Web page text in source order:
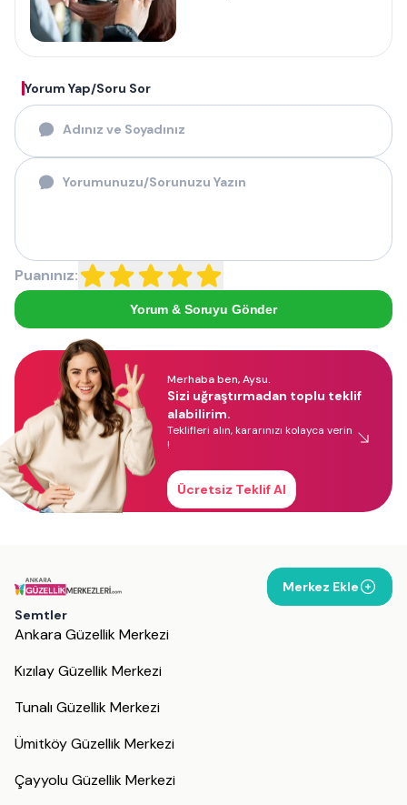
Yorum Yap/Soru Sor
Puanınız:
Yorum & Soruyu Gönder
Merhaba ben, Aysu.
Sizi uğraştırmadan toplu teklif
alabilirim.
Teklifleri alın, kararınızı kolayca verin
!
Ücretsiz Teklif Al
Merkez Ekle
Semtler
Ankara Güzellik Merkezi
Kızılay Güzellik Merkezi
Tunalı Güzellik Merkezi
Ümitköy Güzellik Merkezi
Çayyolu Güzellik Merkezi